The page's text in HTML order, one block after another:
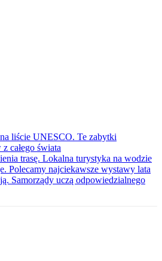
liście UNESCO. Te zabytki
całego świata
trasę. Lokalna turystyka na wodzie
Polecamy najciekawsze wystawy lata
Samorządy uczą odpowiedzialnego